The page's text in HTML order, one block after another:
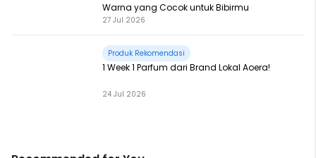
Warna yang Cocok untuk Bibirmu
27 Jul 2026
Produk Rekomendasi
1 Week 1 Parfum dari Brand Lokal Aoera!
24 Jul 2026